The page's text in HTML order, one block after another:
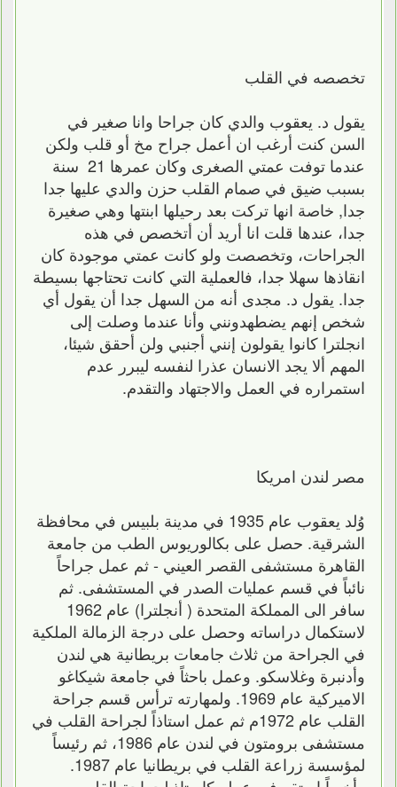
تخصصه في القلب
يقول د. يعقوب والدي كان جراحا وانا صغير في
السن كنت أرغب ان أعمل جراح مخ أو قلب ولكن
عندما توفت عمتي الصغرى وكان عمرها ‏21 ‏ سنة
بسبب ضيق في صمام القلب حزن والدي عليها جدا
جدا‏,‏ خاصة انها تركت بعد رحيلها ابنتها وهي صغيرة
جدا، عندها قلت انا أريد أن أتخصص في هذه
الجراحات‏، وتخصصت ولو كانت عمتي موجودة كان
انقاذها سهلا جدا‏،‏ فالعملية التي كانت تحتاجها بسيطة
جدا‏.‏ يقول د. مجدى أنه من السهل جدا أن يقول أي
شخص إنهم يضطهدونني وأنا عندما وصلت إلى
انجلترا كانوا يقولون إنني أجنبي ولن أحقق شيئا،‏
المهم ألا يجد الانسان عذرا لنفسه ليبرر عدم
استمراره في العمل والاجتهاد والتقدم.‏
مصر لندن امريكا
وُلد يعقوب عام 1935 في مدينة بلبيس في محافظة
الشرقية. حصل على بكالوريوس الطب من جامعة
القاهرة مستشفى القصر العيني - ثم عمل جراحاً
نائباً في قسم عمليات الصدر في المستشفى. ثم
سافر الى المملكة المتحدة ( أنجلترا) عام 1962
لاستكمال دراساته وحصل على درجة الزمالة الملكية
في الجراحة من ثلاث جامعات بريطانية هي لندن
وأدنبرة وغلاسكو. وعمل باحثاً في جامعة شيكاغو
الاميركية عام 1969. ولمهارته ترأس قسم جراحة
القلب عام 1972م ثم عمل استاذاً لجراحة القلب في
مستشفى برومتون في لندن عام 1986، ثم رئيساً
لمؤسسة زراعة القلب في بريطانيا عام 1987.